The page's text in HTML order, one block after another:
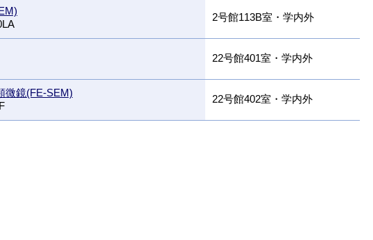
2号館113B室・学内外
22号館401室・学内外
微鏡(FE-SEM)
22号館402室・学内外